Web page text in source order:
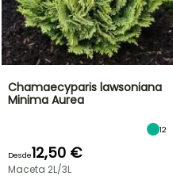
Chamaecyparis lawsoniana
Minima Aurea
12
Desde12,50 €
Maceta 2L/3L